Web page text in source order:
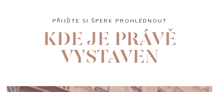
PŘIJĎTE SI ŠPERK PROHLÉDNOUT
KDE JE PRÁVĚ
VYSTAVEN